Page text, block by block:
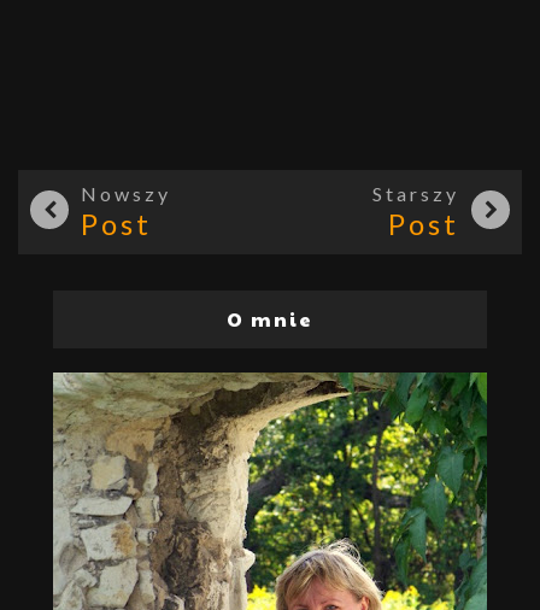
Nowszy
Post
Starszy
Post
O mnie